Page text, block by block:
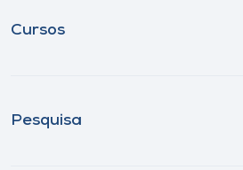
Cursos
Pesquisa